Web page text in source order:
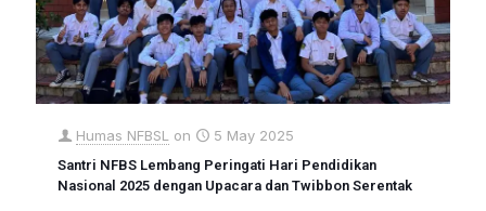
Humas NFBSL on 5 May 2025
Santri NFBS Lembang Peringati Hari Pendidikan
Nasional 2025 dengan Upacara dan Twibbon Serentak